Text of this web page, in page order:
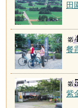
田
餐
紫